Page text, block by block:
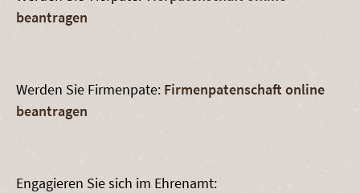
beantragen
Werden Sie Firmenpate: Firmenpatenschaft online
beantragen
Engagieren Sie sich im Ehrenamt: